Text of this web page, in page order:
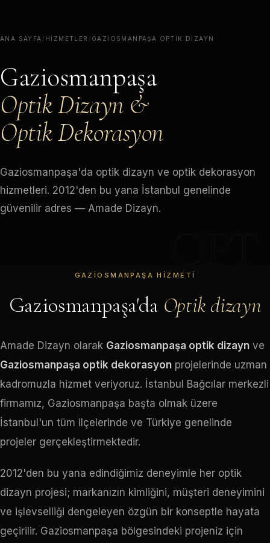
ANA SAYFA / HIZMETLER / GAZIOSMANPAŞA OPTIK DIZAYN
Gaziosmanpaşa
Optik Dizayn &
Optik Dekorasyon
Gaziosmanpaşa'da optik dizayn ve optik dekorasyon
hizmetleri. 2012'den bu yana İstanbul genelinde
güvenilir adres — Amade Dizayn.
GAZIOSMANPAŞA HIZMETI
Gaziosmanpaşa'da Optik dizayn
Amade Dizayn olarak Gaziosmanpaşa optik dizayn ve
Gaziosmanpaşa optik dekorasyon projelerinde uzman
kadromuzla hizmet veriyoruz. İstanbul Bağcılar merkezli
firmamız, Gaziosmanpaşa başta olmak üzere
İstanbul'un tüm ilçelerinde ve Türkiye genelinde
projeler gerçekleştirmektedir.
2012'den bu yana edindiğimiz deneyimle her optik
dizayn projesi; markanızın kimliğini, müşteri deneyimini
ve işlevselliği dengeleyen özgün bir konseptle hayata
geçirilir. Gaziosmanpaşa bölgesindeki projeniz için